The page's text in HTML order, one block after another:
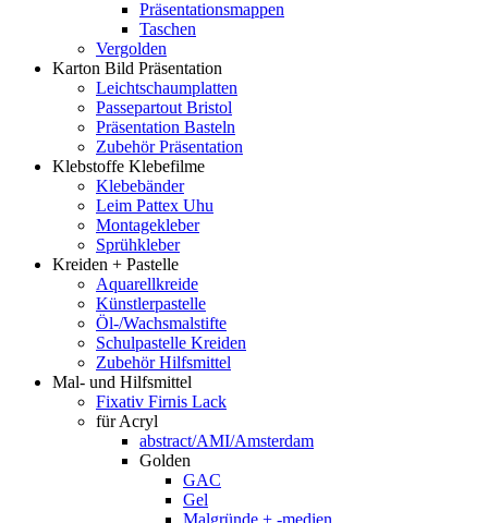
Präsentationsmappen
Taschen
Vergolden
Karton Bild Präsentation
Leichtschaumplatten
Passepartout Bristol
Präsentation Basteln
Zubehör Präsentation
Klebstoffe Klebefilme
Klebebänder
Leim Pattex Uhu
Montagekleber
Sprühkleber
Kreiden + Pastelle
Aquarellkreide
Künstlerpastelle
Öl-/Wachsmalstifte
Schulpastelle Kreiden
Zubehör Hilfsmittel
Mal- und Hilfsmittel
Fixativ Firnis Lack
für Acryl
abstract/AMI/Amsterdam
Golden
GAC
Gel
Malgründe + -medien